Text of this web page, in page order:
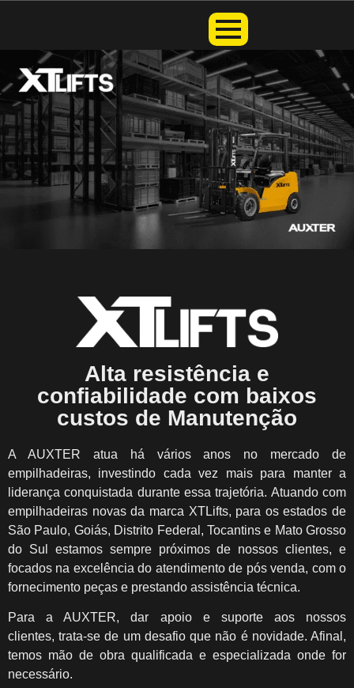
Alta resistência e
confiabilidade com baixos
custos de Manutenção
A AUXTER atua há vários anos no mercado de
empilhadeiras, investindo cada vez mais para manter a
liderança conquistada durante essa trajetória. Atuando com
empilhadeiras novas da marca XTLifts, para os estados de
São Paulo, Goiás, Distrito Federal, Tocantins e Mato Grosso
do Sul estamos sempre próximos de nossos clientes, e
focados na excelência do atendimento de pós venda, com o
fornecimento peças e prestando assistência técnica.
Para a AUXTER, dar apoio e suporte aos nossos
clientes, trata-se de um desafio que não é novidade. Afinal,
temos mão de obra qualificada e especializada onde for
necessário.